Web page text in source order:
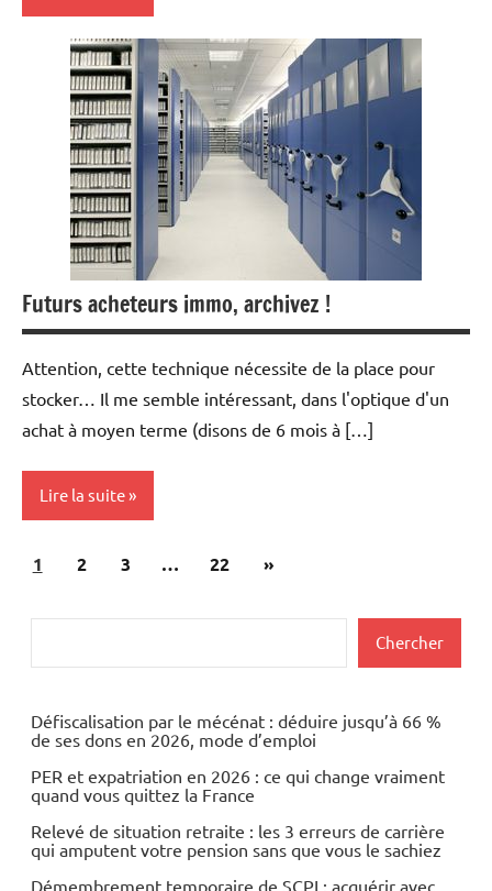
Banques
Economie
Financement
Immobilier
Outils
Futurs acheteurs immo, archivez !
Attention, cette technique nécessite de la place pour
stocker… Il me semble intéressant, dans l'optique d'un
achat à moyen terme (disons de 6 mois à […]
Lire la suite
Achat/vente
Pagination
publications
1 2 3 … 22
Articles
»
Chercher
Défiscalisation par le mécénat : déduire jusqu’à 66 %
de ses dons en 2026, mode d’emploi
PER et expatriation en 2026 : ce qui change vraiment
quand vous quittez la France
Relevé de situation retraite : les 3 erreurs de carrière
qui amputent votre pension sans que vous le sachiez
Démembrement temporaire de SCPI : acquérir avec